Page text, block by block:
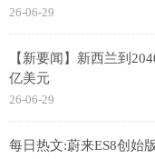
26-06-29
【新要闻】新西兰到
亿美元
26-06-29
每日热文:蔚来ES8创始